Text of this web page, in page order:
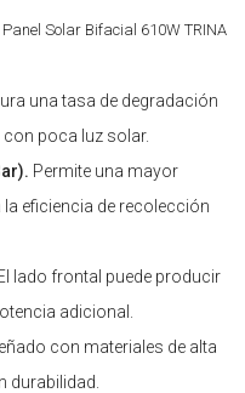
Panel Solar Bifacial 610W TRINA
una tasa de degradación
poca luz solar.
Permite una mayor
eficiencia de recolección
lado frontal puede producir
adicional.
con materiales de alta
durabilidad.